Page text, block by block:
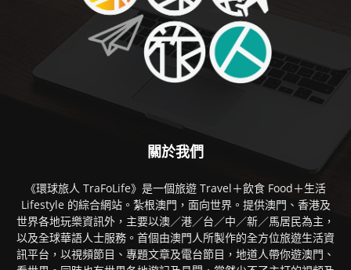
關於我們
《環球旅人 TraFoLife》是一個旅遊 Travel＋飲食 Food＋生活
Lifestyle 的綜合網站。紮根澳門，面向世界。提供澳門、香港及
世界各地玩樂資訊外，主要以澳／港／台／中／新／馬居民為主，
以及全球華語人士服務。首個由澳門人所製作的全方位旅遊生活資
訊平台，以視頻節目、專題文章及電台節目，地道人帶你遊澳門、